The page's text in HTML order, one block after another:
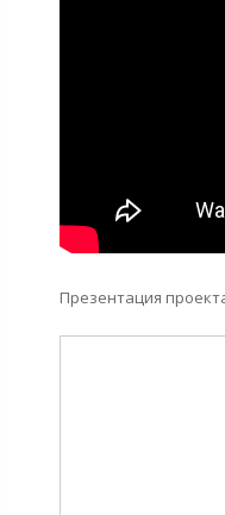
Презентация